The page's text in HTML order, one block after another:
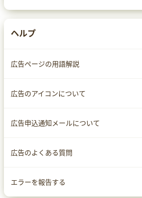
ヘルプ
広告ページの用語解説
広告のアイコンについて
広告申込通知メールについて
広告のよくある質問
エラーを報告する